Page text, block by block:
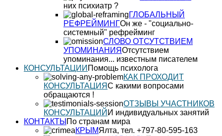
них психиатр ?
ГЛОБАЛЬНЫЙ
РЕФРЕЙМИНГОн же - "социально-
системный" рефрейминг
СЛОВО ОТСУТСТВИЕМ
УПОМИНАНИЯОтсутствием
упоминания... известным писателем
КОНСУЛЬТАЦИИ Помощь психолога
КАК ПРОХОДИТ
КОНСУЛЬТАЦИЯС какими вопросами
обращаются !
ОТЗЫВЫ УЧАСТНИКОВ
КОНСУЛЬТАЦИЙ И индивидуальных занятий
КОНТАКТЫ По странам мира
КРЫМЯлта, тел. +797-80-595-163